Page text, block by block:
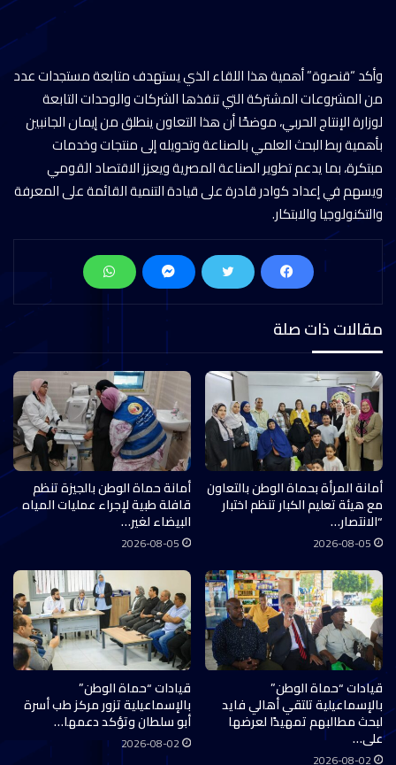
وأكد “قنصوة” أهمية هذا اللقاء الذي يستهدف متابعة مستجدات عدد
من المشروعات المشتركة التي تنفذها الشركات والوحدات التابعة
لوزارة الإنتاج الحربي، موضحًا أن هذا التعاون ينطلق من إيمان الجانبين
بأهمية ربط البحث العلمي بالصناعة وتحويله إلى منتجات وخدمات
مبتكرة، بما يدعم تطوير الصناعة المصرية ويعزز الاقتصاد القومي
ويسهم في إعداد كوادر قادرة على قيادة التنمية القائمة على المعرفة
والتكنولوجيا والابتكار.
مقالات ذات صلة
أمانة المرأة بحماة الوطن بالتعاون
مع هيئة تعليم الكبار تنظم اختبار
“الانتصار…
2026-08-05
أمانة حماة الوطن بالجيزة تنظم
قافلة طبية لإجراء عمليات المياه
البيضاء لغير…
2026-08-05
قيادات “حماة الوطن”
بالإسماعيلية تلتقي أهالي فايد
لبحث مطالبهم تمهيدًا لعرضها
على…
2026-08-02
قيادات “حماة الوطن”
بالإسماعيلية تزور مركز طب أسرة
أبو سلطان وتؤكد دعمها…
2026-08-02